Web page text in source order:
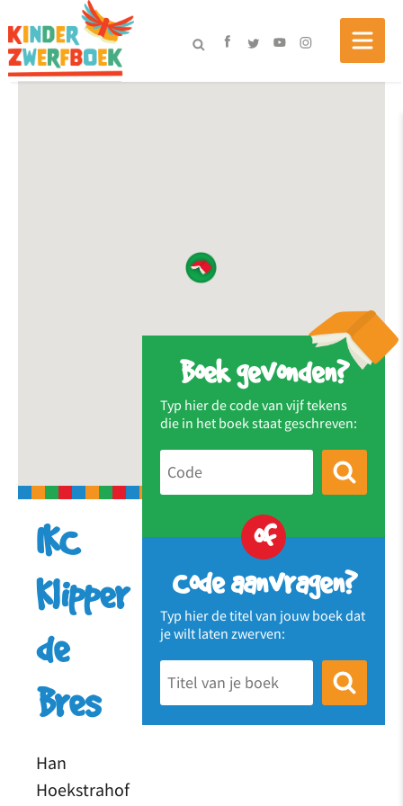
Boek gevonden?
Typ hier de code van vijf tekens
die in het boek staat geschreven:
of
Code aanvragen?
Typ hier de titel van jouw boek dat
je wilt laten zwerven:
IKC
Klipper
de
Bres
Han
Hoekstrahof